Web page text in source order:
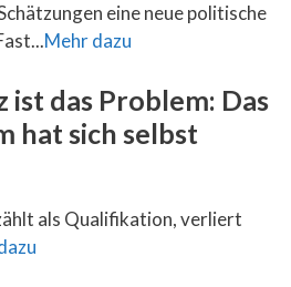
eine neue politische
Mehr dazu
das Problem: Das
hat sich selbst
als Qualifikation, verliert